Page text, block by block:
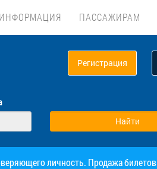
ПАССАЖИРАМ
Регистрация
личность. Продажа билетов